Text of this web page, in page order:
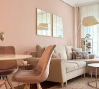
5.0 kati ya 5, tathmini